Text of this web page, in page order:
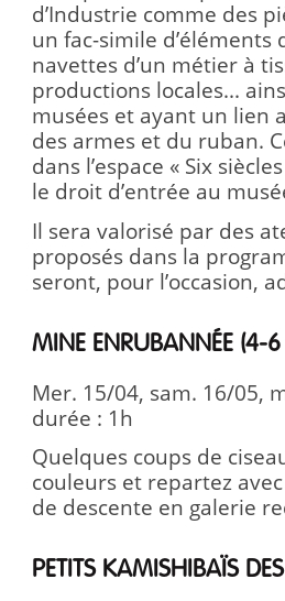
d’Industrie comme des
un fac-simile d’éléments
navettes d’un métier à
productions locales...
musées et ayant un lien
des armes et du ruban.
dans l’espace « Six
le droit d’entrée au
Il sera valorisé par des
proposés dans la
seront, pour l’occasion,
MINE ENRUBANNÉE (4-
Mer. 15/04, sam. 16/05,
durée : 1h
Quelques coups de
couleurs et repartez
de descente en galerie
PETITS KAMISHIBAÏS